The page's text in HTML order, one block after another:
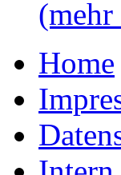
(mehr
Home